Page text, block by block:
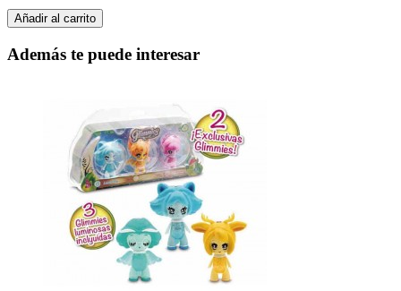
Añadir al carrito
Además te puede interesar